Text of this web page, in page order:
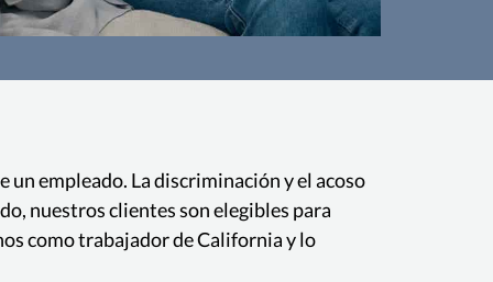
con protección laboral durante un
de 12 meses.
empleado. La discriminación y el acoso
nuestros clientes son elegibles para
como trabajador de California y lo